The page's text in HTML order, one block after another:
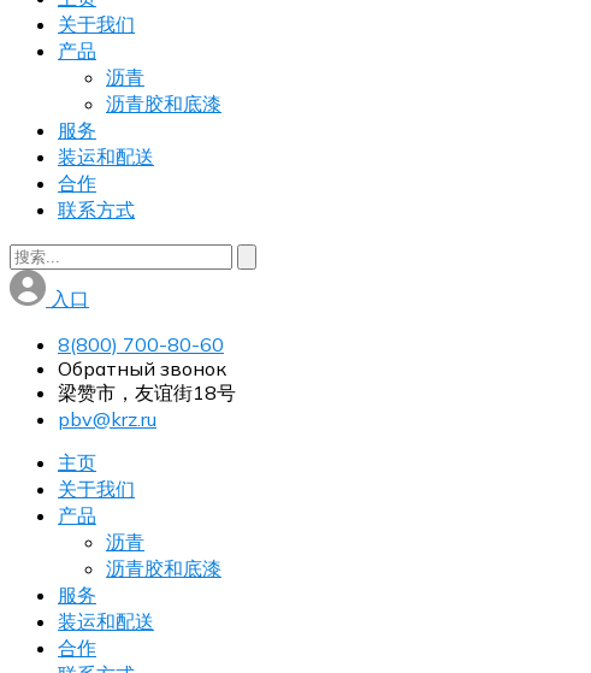
关于我们
产品
沥青
沥青胶和底漆
服务
装运和配送
合作
联系方式
入口
8(800) 700-80-60
Обратный звонок
梁赞市，友谊街18号
pbv@krz.ru
主页
关于我们
产品
沥青
沥青胶和底漆
服务
装运和配送
合作